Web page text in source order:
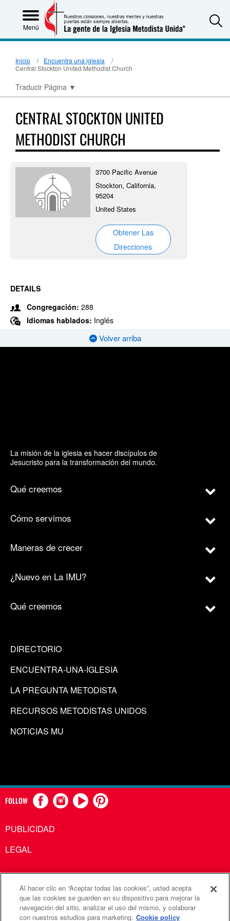
Menú
Inicio
Encuentra una iglesia
Central Stockton United Methodist Church
Traducir Página ▼
CENTRAL STOCKTON UNITED
METHODIST CHURCH
3700 Pacific Avenue
Stockton, California,
95204
United States
Obtener Las
Direcciones
DETAILS
Congregación: 288
Idiomas hablados: Inglés
Volver arriba
La misión de la iglesia es hacer discípulos de
Jesucristo para la transformación del mundo.
Qué creemos
Cómo servimos
Maneras de crecer
¿Nuevo en La IMU?
Qué creemos
DIRECTORIO
ENCUENTRA-UNA-IGLESIA
LA PREGUNTA METODISTA
RECURSOS METODISTAS UNIDOS
NOTICIAS MU
FOLLOW
PUBLICIDAD
LEGAL
Comunicaciones Metodistas Unidas es una agencia de la
Iglesia Metodista Unida
Al hacer clic en “Aceptar todas las cookies”, usted acepta
que las cookies se guarden en su dispositivo para mejorar la
navegación del sitio, analizar el uso del mismo, y colaborar
con nuestros estudios para marketing. Cookie policy